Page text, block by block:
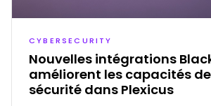
CYBERSECURITY
Nouvelles intégrations
améliorent les capacités
sécurité dans Plexicus